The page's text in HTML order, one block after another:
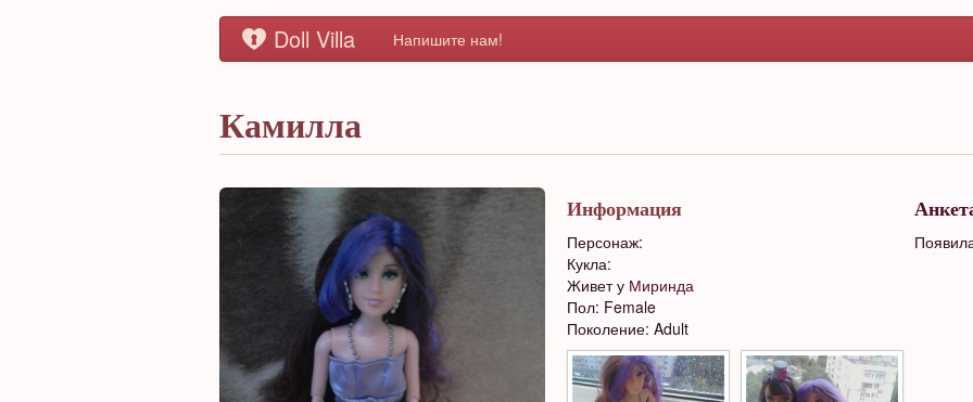
Doll Villa Напишите нам!
Камилла
Информация
Персонаж:
Кукла:
Живет у Миринда
Пол: Female
Поколение: Adult